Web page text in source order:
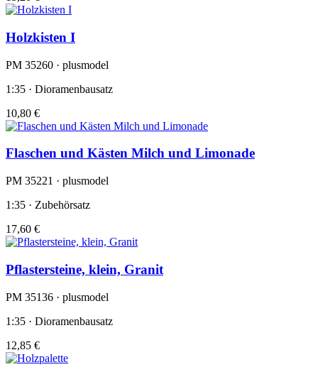
Holzkisten I
PM 35260 · plusmodel
1:35 · Dioramenbausatz
10,80 €
Flaschen und Kästen Milch und Limonade
PM 35221 · plusmodel
1:35 · Zubehörsatz
17,60 €
Pflastersteine, klein, Granit
PM 35136 · plusmodel
1:35 · Dioramenbausatz
12,85 €